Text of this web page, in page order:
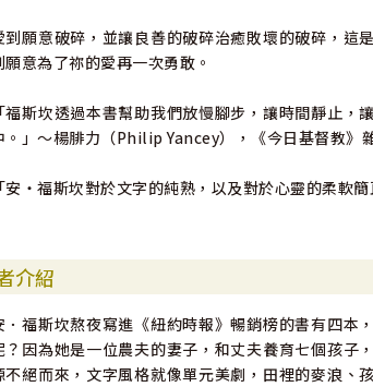
到願意破碎，並讓良善的破碎治癒敗壞的破碎，這
願意為了祢的愛再一次勇敢。
福斯坎透過本書幫助我們放慢腳步，讓時間靜止，
。」～楊腓力（Philip Yancey），《今日基督教》
安・福斯坎對於文字的純熟，以及對於心靈的柔軟
介紹
．福斯坎熬夜寫進《紐約時報》暢銷榜的書有四本
？因為她是一位農夫的妻子，和丈夫養育七個孩子
不絕而來，文字風格就像單元美劇，田裡的麥浪、